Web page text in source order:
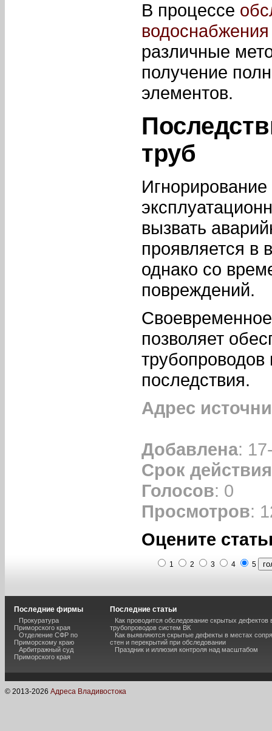
В процессе
различные
получение
элементов.
труб
вызвать
проявляется в
однако со
повреждений.
позволяет
трубопроводов
последствия.
Адрес
Добавлена:
Срок действия
Голосов: 0
Просмотров:
Оцените
1 2 3 4 5
Последние фирмы
Прокуратура
Приморского края
Отделение СФР по
Приморскому краю
Арбитражный суд
Приморского края
Последние статьи
Как проводится обследование скрытых дефектов
трубопроводов систем ВК
Как выявляются скрытые дефекты в местах
стен и перекрытий при обследовании
Праздник и иллюзия контроля над масштабом
© 2013-2026 Адреса Владивостока